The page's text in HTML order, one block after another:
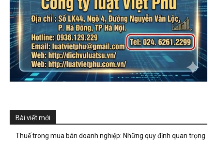
Bài viết mới
Thuế trong mua bán doanh nghiệp: Những quy định quan trọng